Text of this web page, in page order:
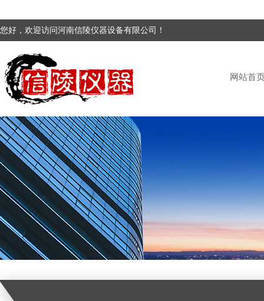
您好，欢迎访问河南信陵仪器设备有限公司！
网站首